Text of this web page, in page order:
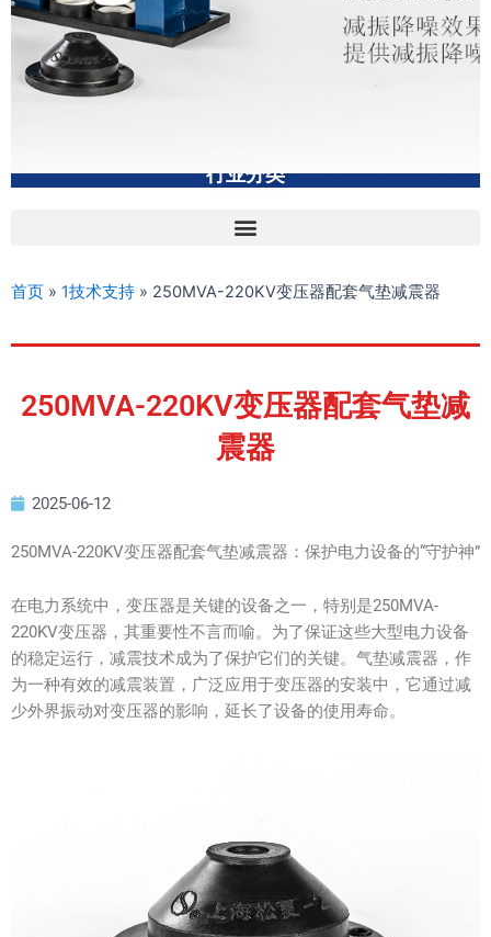
行业分类
首页 » 1技术支持 » 250MVA-220KV变压器配套气垫减震器
250MVA-220KV变压器配套气垫减
震器
2025-06-12
250MVA-220KV变压器配套气垫减震器：保护电力设备的“守护神”
在电力系统中，变压器是关键的设备之一，特别是250MVA-
220KV变压器，其重要性不言而喻。为了保证这些大型电力设备
的稳定运行，减震技术成为了保护它们的关键。气垫减震器，作
为一种有效的减震装置，广泛应用于变压器的安装中，它通过减
少外界振动对变压器的影响，延长了设备的使用寿命。